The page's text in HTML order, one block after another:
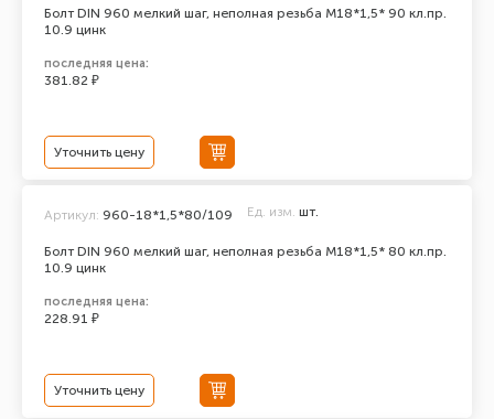
Болт DIN 960 мелкий шаг, неполная резьба M18*1,5* 90 кл.пр.
10.9 цинк
последняя цена:
381.82 ₽
Уточнить цену
Болт DIN 960 мелкий шаг, неполная резьба M18*1,5* 80 кл.пр.
10.9 цинк
Артикул: 960-18*1,5*80/109 Ед. изм. шт.
последняя цена:
228.91 ₽
Уточнить цену